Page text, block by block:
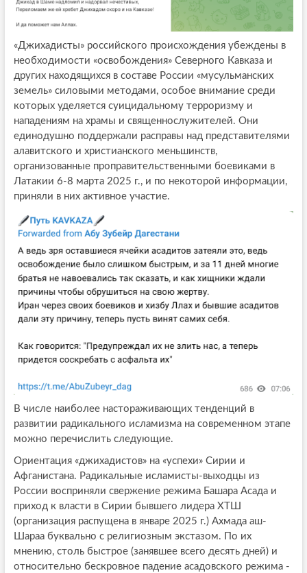
«Джихадисты» российского происхождения убеждены в
необходимости «освобождения» Северного Кавказа и
других находящихся в составе России «мусульманских
земель» силовыми методами, особое внимание среди
которых уделяется суицидальному терроризму и
нападениям на храмы и священнослужителей. Они
единодушно поддержали расправы над представителями
алавитского и христианского меньшинств,
организованные проправительственными боевиками в
Латакии 6-8 марта 2025 г., и по некоторой информации,
приняли в них активное участие.
В числе наиболее настораживающих тенденций в
развитии радикального исламизма на современном этапе
можно перечислить следующие.
Ориентация «джихадистов» на «успехи» Сирии и
Афганистана. Радикальные исламисты-выходцы из
России восприняли свержение режима Башара Асада и
приход к власти в Сирии бывшего лидера ХТШ
(организация распущена в январе 2025 г.) Ахмада аш-
Шараа буквально с религиозным экстазом. По их
мнению, столь быстрое (занявшее всего десять дней) и
относительно бескровное падение асадовского режима -